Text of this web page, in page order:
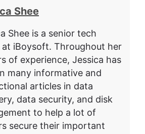
für die detaillierten
Installation von macOS
darin, macOS Sequoia
neu zu installieren,
macOS zu
. Einstellungsdateien,
Shee
Shee is a senior tech
iBoysoft. Throughout her
of experience, Jessica has
many informative and
articles in data
data security, and disk
to help a lot of
secure their important